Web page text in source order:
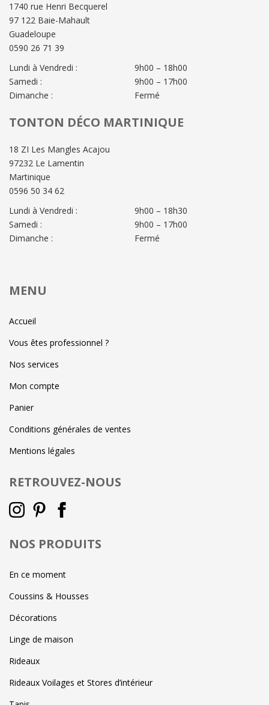
1740 rue Henri Becquerel
97 122 Baie-Mahault
Guadeloupe
0590 26 71 39
Lundi à Vendredi :
Samedi :
Dimanche :
9h00 – 18h00
9h00 – 17h00
Fermé
TONTON DÉCO MARTINIQUE
18 ZI Les Mangles Acajou
97232 Le Lamentin
Martinique
0596 50 34 62
Lundi à Vendredi :
Samedi :
Dimanche :
9h00 – 18h30
9h00 – 17h00
Fermé
MENU
Accueil
Vous êtes professionnel ?
Nos services
Mon compte
Panier
Conditions générales de ventes
Mentions légales
RETROUVEZ-NOUS
NOS PRODUITS
En ce moment
Coussins & Housses
Décorations
Linge de maison
Rideaux
Rideaux Voilages et Stores d’intérieur